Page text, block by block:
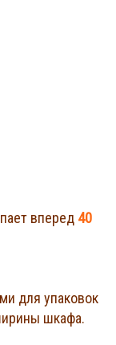
вперед 40
для упаковок
шкафа.